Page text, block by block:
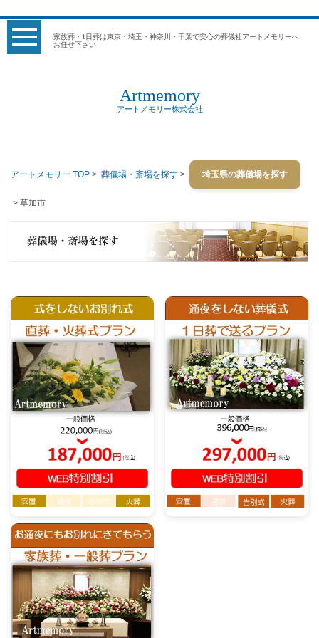
家族葬・1日葬は東京・埼玉・神奈川・千葉で安心の葬儀社アートメモリーへ
お任せ下さい
Artmemory
アートメモリー株式会社
アートメモリー TOP > 葬儀場・斎場を探す > 埼玉県の葬儀場を探す
> 草加市